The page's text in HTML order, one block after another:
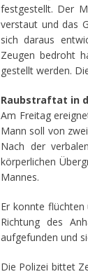
festgestellt. Der
verstaut und das
sich daraus
Zeugen bedroht
gestellt werden.
Raubstraftat in
Am Freitag
Mann soll von
Nach der
körperlichen
Mannes.
Er konnte
Richtung des
aufgefunden und
Die Polizei bittet